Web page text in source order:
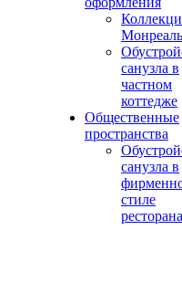
Монреаль
санузла в
частном
коттедже
Общественные
пространства
санузла в
стиле
ресторана